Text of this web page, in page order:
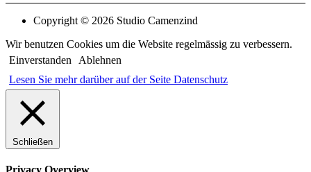
Copyright © 2026 Studio Camenzind
Wir benutzen Cookies um die Website regelmässig zu verbessern.
Einverstanden
Ablehnen
Lesen Sie mehr darüber auf der Seite Datenschutz
Schließen
Privacy Overview